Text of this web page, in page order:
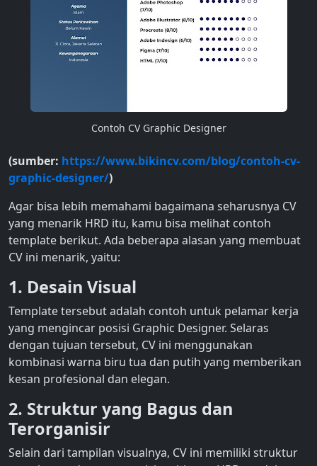
Contoh CV Graphic Designer
(sumber: https://www.bikincv.com/blog/contoh-cv-
graphic-designer/)
Agar bisa lebih memahami bagaimana seharusnya CV
yang menarik HRD itu, kamu bisa melihat contoh
template berikut. Ada beberapa alasan yang membuat
CV ini menarik, yaitu:
1. Desain Visual
Template tersebut adalah contoh untuk pelamar kerja
yang mengincar posisi Graphic Designer. Selaras
dengan tujuan tersebut, CV ini menggunakan
kombinasi warna biru tua dan putih yang memberikan
kesan profesional dan elegan.
2. Struktur yang Bagus dan
Terorganisir
Selain dari tampilan visualnya, CV ini memiliki struktur